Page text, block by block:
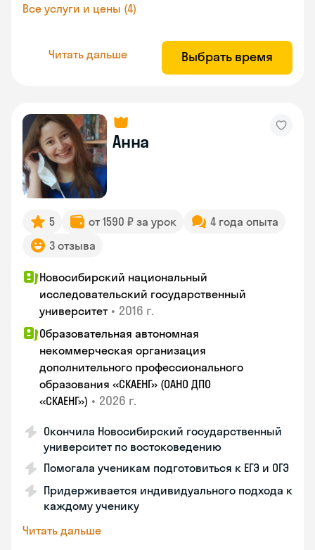
Все услуги и цены (4)
Читать дальше Выбрать время
Анна
5 от 1590 ₽ за урок
4 года опыта
3 отзыва
Новосибирский национальный
исследовательский государственный
университет • 2016 г.
Образовательная автономная
некоммерческая организация
дополнительного профессионального
образования «СКАЕНГ» (ОАНО ДПО
«СКАЕНГ») • 2026 г.
Окончила Новосибирский государственный
университет по востоковедению
Помогала ученикам подготовиться к ЕГЭ и ОГЭ
Придерживается индивидуального подхода к
каждому ученику
Читать дальше